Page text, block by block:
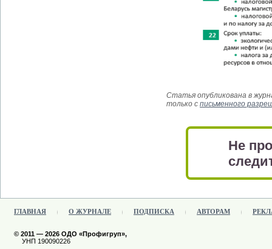
Статья опубликована в
только с письменного
Не
ГЛАВНАЯ О ЖУРНАЛЕ ПОДПИСКА АВТОРАМ
© 2011 — 2026 ОДО «Профигруп»,
УНП 190090226